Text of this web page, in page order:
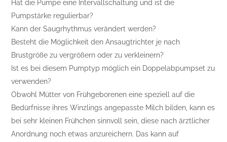
Hat die Pumpe eine Intervallschaltung und ist die
Pumpstärke regulierbar?
Kann der Saugrhythmus verändert werden?
Besteht die Möglichkeit den Ansaugtrichter je nach
Brustgröße zu vergrößern oder zu verkleinern?
Ist es bei diesem Pumptyp möglich ein Doppelabpumpset zu
verwenden?
Obwohl Mütter von Frühgeborenen eine speziell auf die
Bedürfnisse ihres Winzlings angepasste Milch bilden, kann es
bei sehr kleinen Frühchen sinnvoll sein, diese nach ärztlicher
Anordnung noch etwas anzureichern. Das kann auf